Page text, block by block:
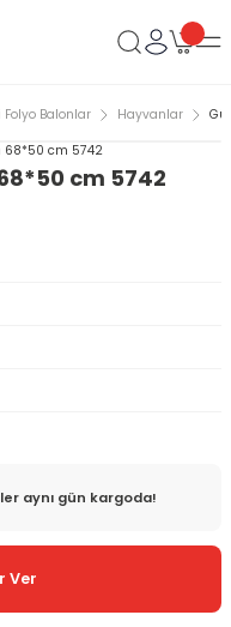
Folyo Balonlar Hayvanlar
cm 5742
aynı gün kargoda!
Ver